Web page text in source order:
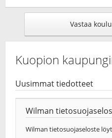
Vastaa
Kuopion
Uusimmat tiedotteet
Wilman
Wilman tietosuojaseloste